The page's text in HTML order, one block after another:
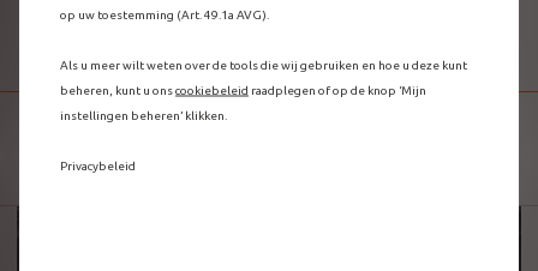
MY TRIP REPORT
op uw toestemming (Art. 49.1a AVG).
Als u meer wilt weten over de tools die wij gebruiken en hoe u deze kunt
beheren, kunt u onscookiebeleid raadplegen of op de knop ‘Mijn
instellingen beheren’ klikken.
Privacybeleid